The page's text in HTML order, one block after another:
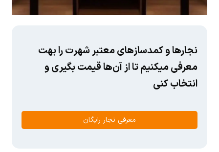
نجارها و کمدسازهای معتبر شهرت را بهت
معرفی میکنیم تا از آن‌ها قیمت بگیری و
انتخاب کنی
معرفی نجار رایگان